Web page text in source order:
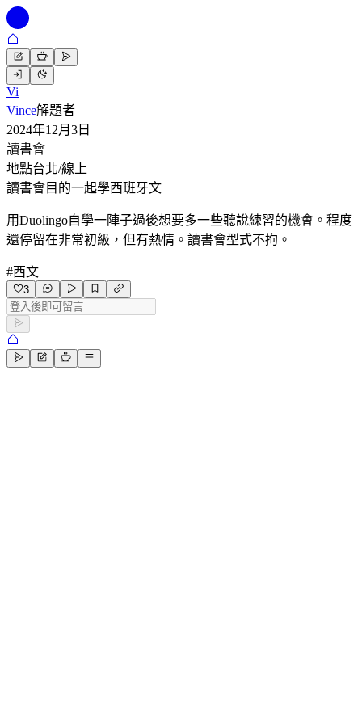
Vi
Vince解題者
2024年12月3日
讀書會
地點台北/線上
讀書會目的一起學西班牙文
用Duolingo自學一陣子過後想要多一些聽說練習的機會。程度
還停留在非常初級，但有熱情。讀書會型式不拘。
#西文
3